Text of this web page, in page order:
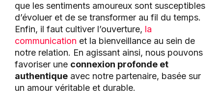
que les sentiments amoureux sont susceptibles
d’évoluer et de se transformer au fil du temps.
Enfin, il faut cultiver l’ouverture, la
communication et la bienveillance au sein de
notre relation. En agissant ainsi, nous pouvons
favoriser une connexion profonde et
authentique avec notre partenaire, basée sur
un amour véritable et durable.